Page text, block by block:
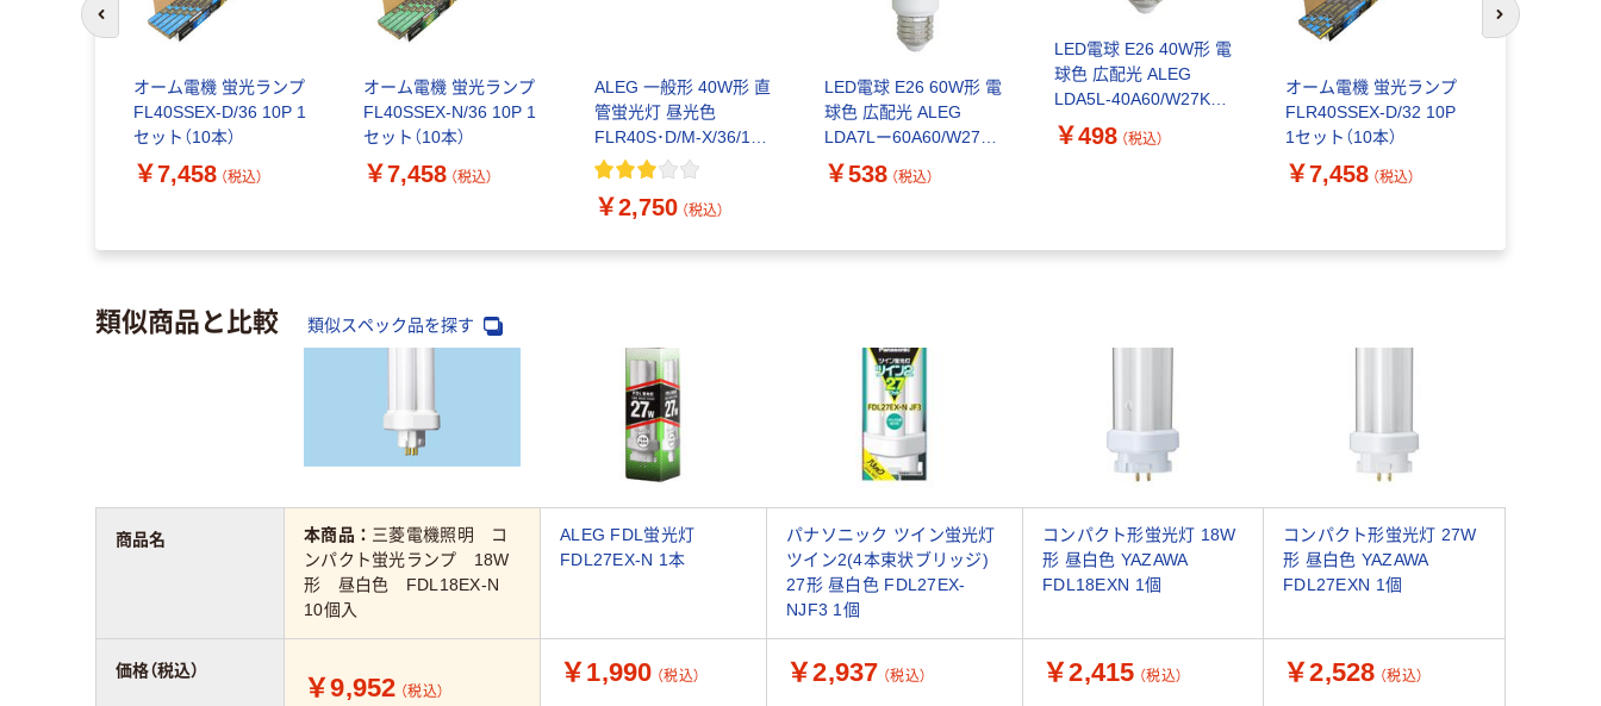
オーム電機 蛍光ランプ
FL40SSEX-D/36 10P 1
セット（10本）
￥7,458 （税込）
オーム電機 蛍光ランプ
FL40SSEX-N/36 10P 1
セット（10本）
￥7,458 （税込）
ALEG 一般形 40W形 直
管蛍光灯 昼光色
FLR40S･D/M-X/36/1 1
箱（2本入）
￥2,750 （税込）
LED電球 E26 60W形 電
球色 広配光 ALEG
LDA7Lー60A60/W27K
2700K 1個
￥538 （税込）
LED電球 E26 40W形 電
球色 広配光 ALEG
LDA5L-40A60/W27K
2700K 1個
￥498 （税込）
オーム電機 蛍光ランプ
FLR40SSEX-D/32 10P
1セット（10本）
￥7,458 （税込）
前のスライドへ 次のスライド
類似商品と比較 類似スペック品を探す
商品名 本商品： 三菱電機照明 コ
ンパクト蛍光ランプ 18W
形 昼白色 FDL18EX-N
10個入
ALEG FDL蛍光灯
FDL27EX-N 1本
パナソニック ツイン蛍光灯
ツイン2(4本束状ブリッジ)
27形 昼白色 FDL27EX-
NJF3 1個
コンパクト形蛍光灯 18W
形 昼白色 YAZAWA
FDL18EXN 1個
コンパクト形蛍光灯 27W
形 昼白色 YAZAWA
FDL27EXN 1個
価格（税込）
￥9,952 （税込）
￥1,990 （税込） ￥2,937 （税込） ￥2,415 （税込） ￥2,528 （税込）